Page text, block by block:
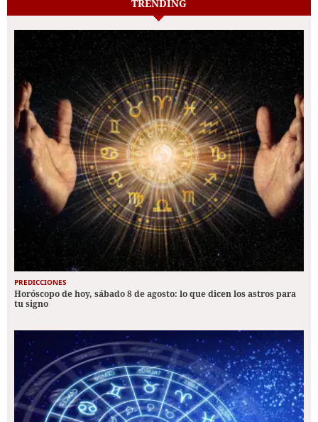
TRENDING
PREDICCIONES
Horóscopo de hoy, sábado 8 de agosto: lo que dicen los astros para
tu signo